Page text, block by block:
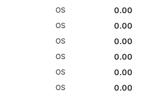
OS
0.00
OS
0.00
OS
0.00
OS
0.00
OS
0.00
OS
0.00